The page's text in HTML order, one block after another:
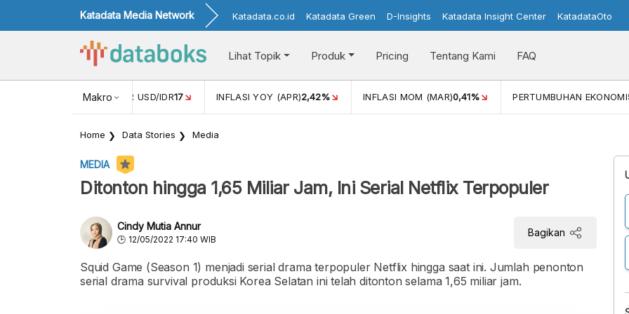
Katadata Media Network Katadata.co.id Katadata Green D-Insights Katadata Insight Center KatadataOto
Lihat Topik Produk Pricing Tentang Kami FAQ
Makro
NILAI TUKAR USD/IDR17 INFLASI YOY (APR)2,42% INFLASI MOM (MAR)0,41% PERTUMBUHAN EKONOMI
Home Data Stories Media
MEDIA
Ditonton hingga 1,65 Miliar Jam, Ini Serial Netflix Terpopuler
Cindy Mutia Annur
12/05/2022 17:40 WIB
Bagikan
Squid Game (Season 1) menjadi serial drama terpopuler Netflix hingga saat ini. Jumlah penonton
serial drama survival produksi Korea Selatan ini telah ditonton selama 1,65 miliar jam.